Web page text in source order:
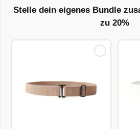
Stelle dein eigenes Bundle
zu 20%